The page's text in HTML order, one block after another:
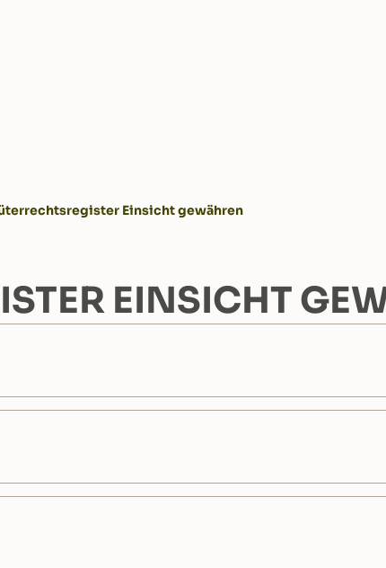
Einsicht gewähren
EINSICHT